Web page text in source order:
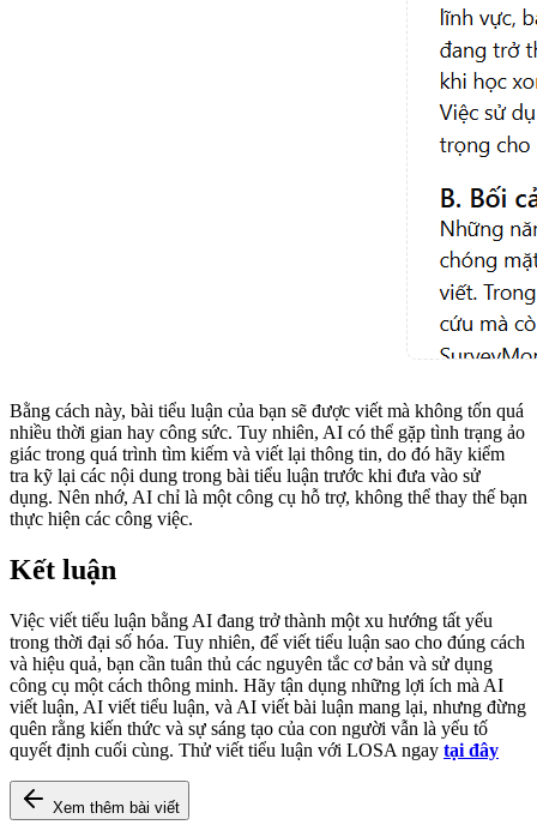
Bằng cách này, bài tiểu luận của bạn sẽ được viết mà không tốn quá
nhiều thời gian hay công sức. Tuy nhiên, AI có thể gặp tình trạng ảo
giác trong quá trình tìm kiếm và viết lại thông tin, do đó hãy kiểm
tra kỹ lại các nội dung trong bài tiểu luận trước khi đưa vào sử
dụng. Nên nhớ, AI chỉ là một công cụ hỗ trợ, không thể thay thế bạn
thực hiện các công việc.
Kết luận
Việc viết tiểu luận bằng AI đang trở thành một xu hướng tất yếu
trong thời đại số hóa. Tuy nhiên, để viết tiểu luận sao cho đúng cách
và hiệu quả, bạn cần tuân thủ các nguyên tắc cơ bản và sử dụng
công cụ một cách thông minh. Hãy tận dụng những lợi ích mà AI
viết luận, AI viết tiểu luận, và AI viết bài luận mang lại, nhưng đừng
quên rằng kiến thức và sự sáng tạo của con người vẫn là yếu tố
quyết định cuối cùng. Thử viết tiểu luận với LOSA ngay tại đây
Xem thêm bài viết